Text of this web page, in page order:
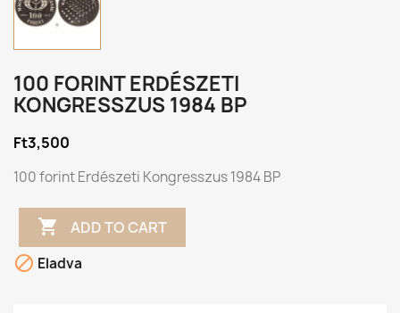
100 FORINT ERDÉSZETI
KONGRESSZUS 1984 BP
Ft3,500
100 forint Erdészeti Kongresszus 1984 BP
 ADD TO CART
 Eladva